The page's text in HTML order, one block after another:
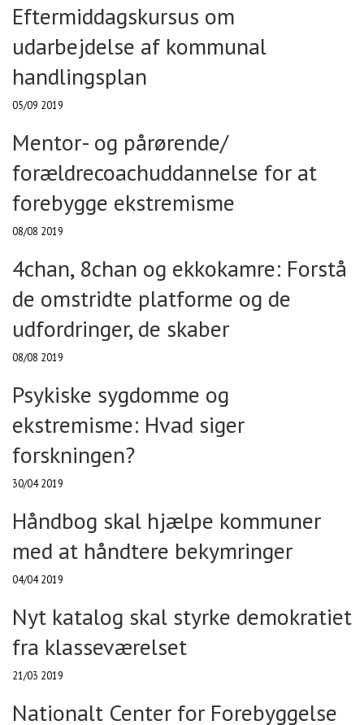
Eftermiddagskursus om
udarbejdelse af kommunal
handlingsplan
05/09 2019
Mentor- og pårørende/
forældrecoachuddannelse for at
forebygge ekstremisme
08/08 2019
4chan, 8chan og ekkokamre: Forstå
de omstridte platforme og de
udfordringer, de skaber
08/08 2019
Psykiske sygdomme og
ekstremisme: Hvad siger
forskningen?
30/04 2019
Håndbog skal hjælpe kommuner
med at håndtere bekymringer
04/04 2019
Nyt katalog skal styrke demokratiet
fra klasseværelset
21/03 2019
Nationalt Center for Forebyggelse